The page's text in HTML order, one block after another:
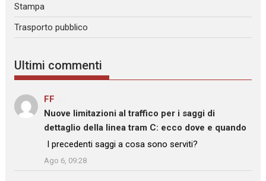
Stampa
Trasporto pubblico
Ultimi commenti
FF
Nuove limitazioni al traffico per i saggi di
dettaglio della linea tram C: ecco dove e quando
: “ I precedenti saggi a cosa sono serviti?
Ago 6, 09:28